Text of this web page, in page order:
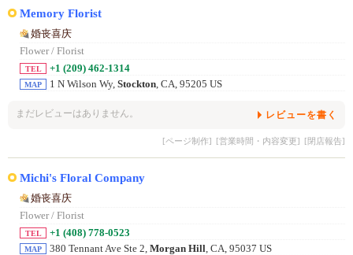
Memory Florist
婚丧喜庆
Flower / Florist
TEL +1 (209) 462-1314
MAP 1 N Wilson Wy, Stockton , CA, 95205 US
まだレビューはありません。 レビューを書く
[ページ制作] [営業時間・内容変更] [閉店報告]
Michi's Floral Company
婚丧喜庆
Flower / Florist
TEL +1 (408) 778-0523
MAP 380 Tennant Ave Ste 2, Morgan Hill , CA, 95037 US